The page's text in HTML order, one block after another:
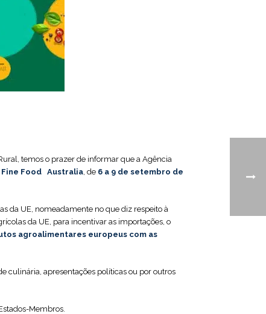
temos o prazer de informar que a Agência
Fine Food ‎‎ ‎‎ ‎‎Australia‎‎,‎‎ de 6 a 9 de setembro de
da UE, nomeadamente no que diz respeito à
da UE, para incentivar as importações, o
agroalimentares europeus com as
culinária, apresentações políticas ou por outros
Membros.